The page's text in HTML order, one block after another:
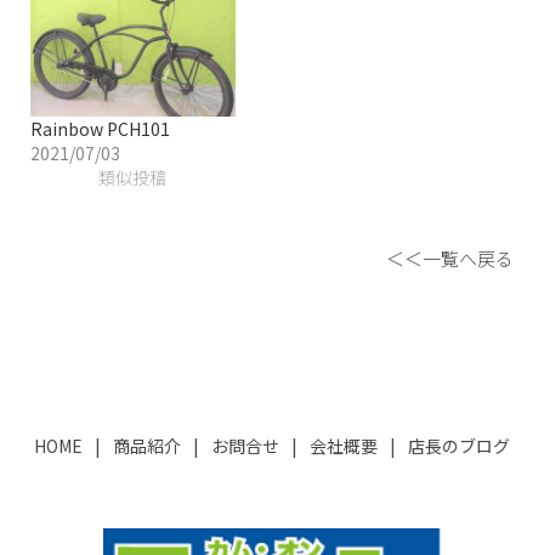
Rainbow PCH101
2021/07/03
類似投稿
＜＜一覧へ戻る
HOME 商品紹介 お問合せ 会社概要 店長のブログ